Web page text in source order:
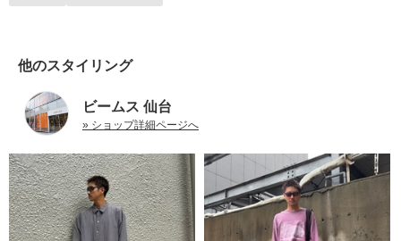
他のスタイリング
ビームス 仙台
» ショップ詳細ページへ